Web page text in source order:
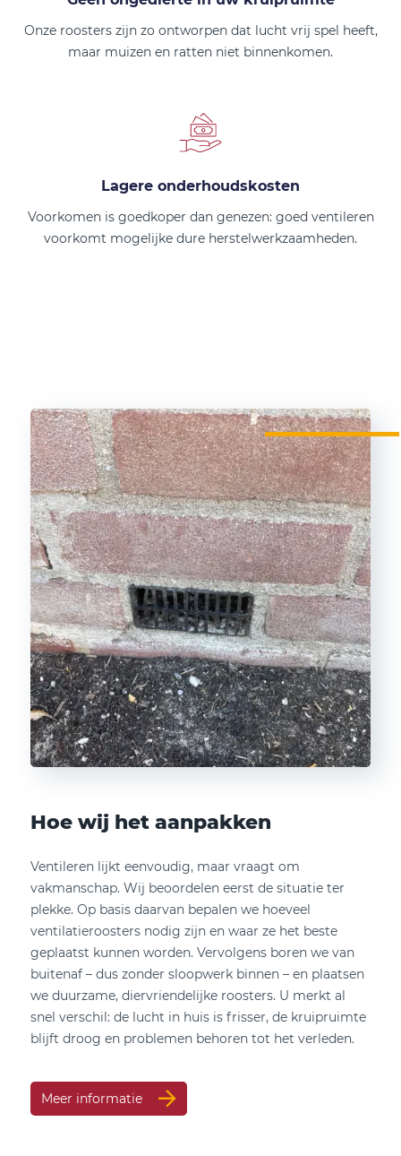
Onze roosters zijn zo ontworpen dat lucht vrij spel heeft,
maar muizen en ratten niet binnenkomen.
Lagere onderhoudskosten
Voorkomen is goedkoper dan genezen: goed ventileren
voorkomt mogelijke dure herstelwerkzaamheden.
Hoe wij het aanpakken
Ventileren lijkt eenvoudig, maar vraagt om
vakmanschap. Wij beoordelen eerst de situatie ter
plekke. Op basis daarvan bepalen we hoeveel
ventilatieroosters nodig zijn en waar ze het beste
geplaatst kunnen worden. Vervolgens boren we van
buitenaf – dus zonder sloopwerk binnen – en plaatsen
we duurzame, diervriendelijke roosters. U merkt al
snel verschil: de lucht in huis is frisser, de kruipruimte
blijft droog en problemen behoren tot het verleden.
Meer informatie